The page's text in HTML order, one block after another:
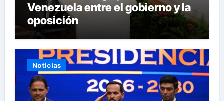
Venezuela entre el gobierno y la
oposición
Noticias